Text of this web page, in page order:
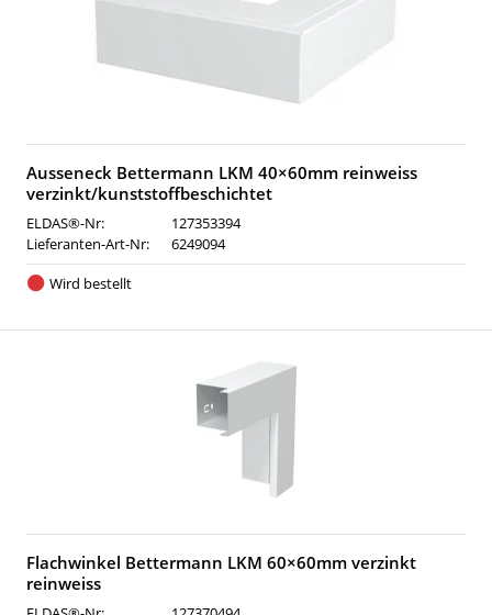
Ausseneck Bettermann LKM 40×60mm reinweiss
verzinkt/kunststoffbeschichtet
ELDAS®-Nr:
127353394
Lieferanten-Art-Nr:
6249094
Wird bestellt
Flachwinkel Bettermann LKM 60×60mm verzinkt
reinweiss